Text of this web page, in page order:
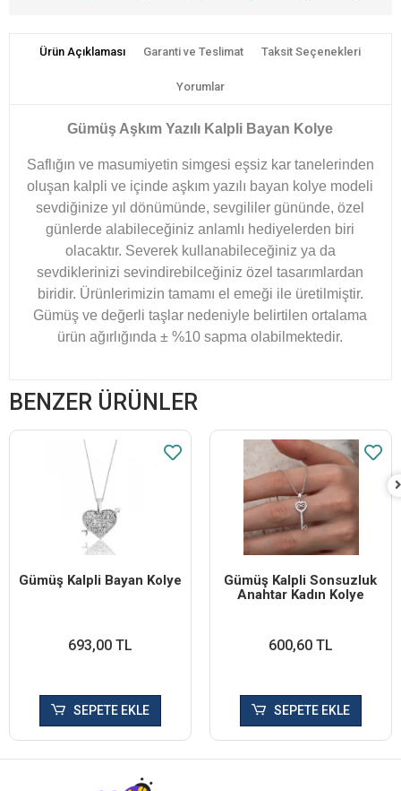
Ürün Açıklaması Garanti ve Teslimat Taksit Seçenekleri
Yorumlar
Gümüş Aşkım Yazılı Kalpli Bayan Kolye
Saflığın ve masumiyetin simgesi eşsiz kar tanelerinden
oluşan kalpli ve içinde aşkım yazılı bayan kolye modeli
sevdiğinize yıl dönümünde, sevgililer gününde, özel
günlerde alabileceğiniz anlamlı hediyelerden biri
olacaktır. Severek kullanabileceğiniz ya da
sevdiklerinizi sevindirebilceğiniz özel tasarımlardan
biridir. Ürünlerimizin tamamı el emeği ile üretilmiştir.
Gümüş ve değerli taşlar nedeniyle belirtilen ortalama
ürün ağırlığında ± %10 sapma olabilmektedir.
BENZER ÜRÜNLER
Gümüş Kalpli Bayan Kolye
693,00 TL
SEPETE EKLE
Gümüş Kalpli Sonsuzluk
Anahtar Kadın Kolye
600,60 TL
SEPETE EKLE